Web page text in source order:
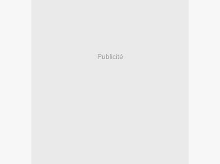
Publicité